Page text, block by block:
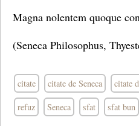
Magna nolentem quoque
(Seneca Philosophus,
citate citate de Seneca citate
refuz Seneca sfat sfat bun